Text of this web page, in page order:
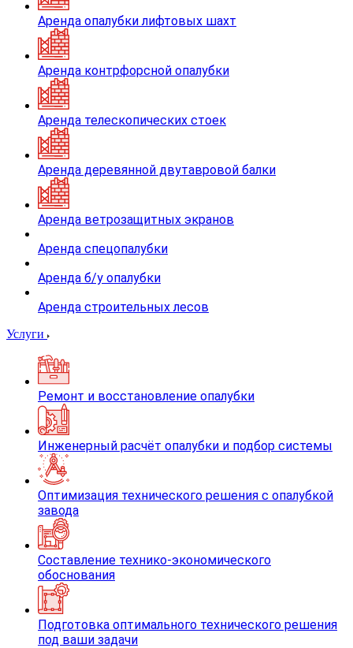
Аренда опалубки лифтовых шахт
Аренда контрфорсной опалубки
Аренда телескопических стоек
Аренда деревянной двутавровой балки
Аренда ветрозащитных экранов
Аренда спецопалубки
Аренда б/у опалубки
Аренда строительных лесов
Услуги
Ремонт и восстановление опалубки
Инженерный расчёт опалубки и подбор системы
Оптимизация технического решения с опалубкой
завода
Составление технико-экономического
обоснования
Подготовка оптимального технического решения
под ваши задачи